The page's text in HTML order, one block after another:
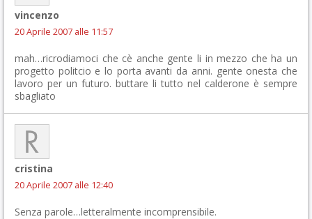
vincenzo
20 Aprile 2007 alle 11:57
mah…ricrodiamoci che cè anche gente li in mezzo che ha un
progetto politcio e lo porta avanti da anni. gente onesta che
lavoro per un futuro. buttare li tutto nel calderone è sempre
sbagliato
cristina
20 Aprile 2007 alle 12:40
Senza parole…letteralmente incomprensibile.